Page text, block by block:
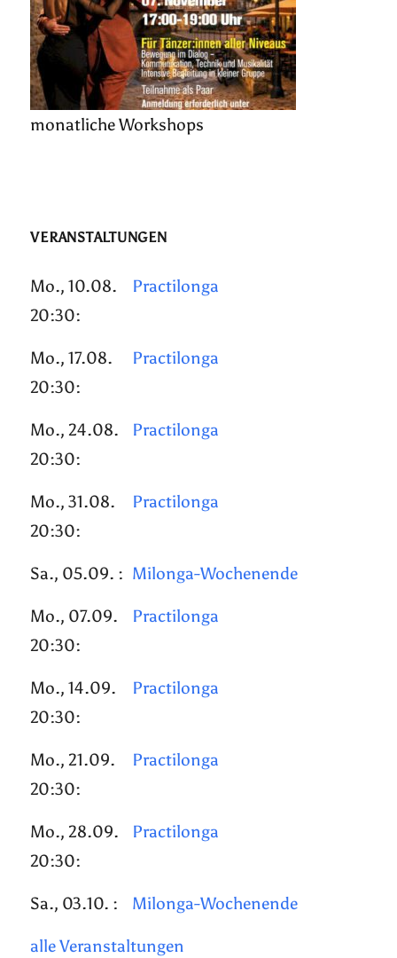
monatliche Workshops
VERANSTALTUNGEN
Mo., 10.08.
20:30:
Practilonga
Mo., 17.08.
20:30:
Practilonga
Mo., 24.08.
20:30:
Practilonga
Mo., 31.08.
20:30:
Practilonga
Sa., 05.09. : Milonga-Wochenende
Mo., 07.09.
20:30:
Practilonga
Mo., 14.09.
20:30:
Practilonga
Mo., 21.09.
20:30:
Practilonga
Mo., 28.09.
20:30:
Practilonga
Sa., 03.10. : Milonga-Wochenende
alle Veranstaltungen